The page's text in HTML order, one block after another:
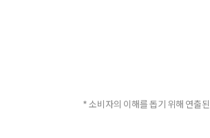
* 소비자의 이해를 돕기 위해 연출